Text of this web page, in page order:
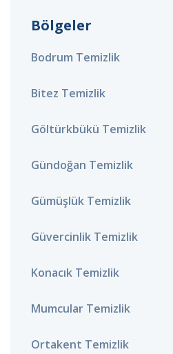
Bölgeler
Bodrum Temizlik
Bitez Temizlik
Göltürkbükü Temizlik
Gündoğan Temizlik
Gümüşlük Temizlik
Güvercinlik Temizlik
Konacık Temizlik
Mumcular Temizlik
Ortakent Temizlik